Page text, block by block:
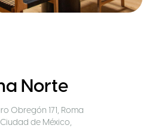
Norte
Obregón 171, Roma
de México,